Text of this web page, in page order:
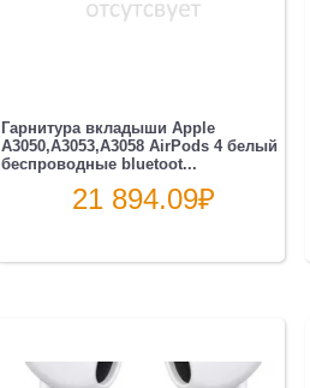
Гарнитура вкладыши Apple
A3050,A3053,A3058 AirPods 4 белый
беспроводные bluetoot...
21 894.09₽